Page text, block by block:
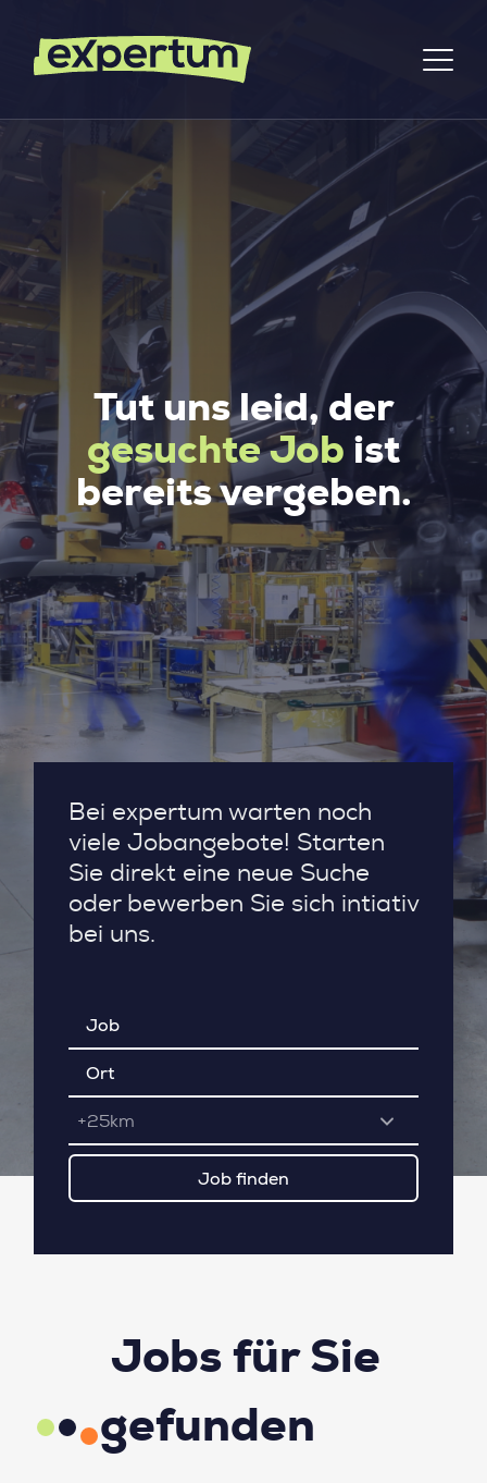
Tut uns leid, der
gesuchte Job ist
bereits vergeben.
Bei expertum warten noch
viele Jobangebote! Starten
Sie direkt eine neue Suche
oder bewerben Sie sich intiativ
bei uns.
+25km